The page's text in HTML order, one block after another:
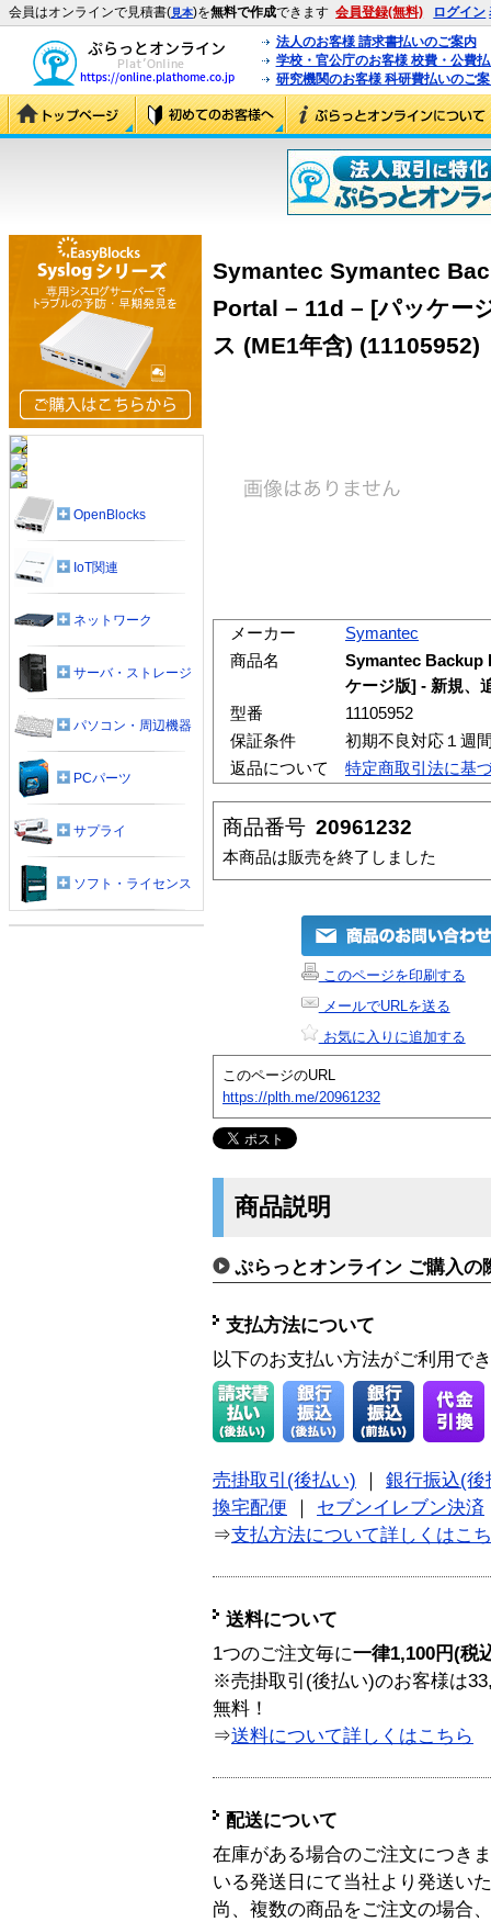
会員はオンラインで見積書(見本)を無料で作成できます 会員登録(無料) ログイン
法人のお客様 請求書払いのご案内
学校・官公庁のお客様 校費・公費
研究機関のお客様 科研費払いのご
Symantec Symantec
Portal – 11d – [パッケー
ス (ME1年含) (11105952)
メーカー
Symantec
商品名
Symantec Backup
ケージ版] - 新規、
型番
11105952
保証条件
初期不良対応１週
返品について
特定商取引法に基
商品番号 20961232
本商品は販売を終了しました
このページを印刷する
メールでURLを送る
お気に入りに追加する
このページのURL
https://plth.me/20961232
商品説明
ぷらっとオンライン ご購入の
支払方法について
以下のお支払い方法がご利用で
売掛取引(後払い)
銀行振込(後
換宅配便
セブンイレブン決済
⇒支払方法について詳しくはこ
送料について
1つのご注文毎に一律1,100円(税
※売掛取引(後払い)のお客様は
無料！
⇒送料について詳しくはこちら
配送について
在庫がある場合のご注文につき
いる発送日にて当社より発送い
尚、複数の商品をご注文の場合
OpenBlocks
IoT関連
ネットワーク
サーバ・ストレージ
パソコン・周辺機器
PCパーツ
サプライ
ソフト・ライセンス